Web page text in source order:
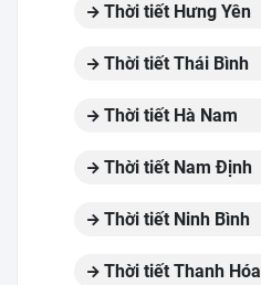
Thời tiết Hưng Yên
Thời tiết Thái Bình
Thời tiết Hà Nam
Thời tiết Nam Định
Thời tiết Ninh Bình
Thời tiết Thanh Hóa